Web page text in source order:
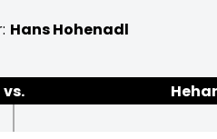
Hans Hohenadl
vs.